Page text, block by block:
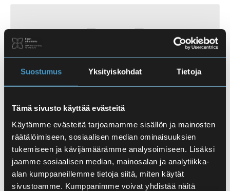
Suostumus Yksityiskohdat Tietoja
Tämä sivusto käyttää evästeitä
Käytämme evästeitä tarjoamamme sisällön ja mainosten
räätälöimiseen, sosiaalisen median ominaisuuksien
tukemiseen ja kävijämäärämme analysoimiseen. Lisäksi
jaamme sosiaalisen median, mainosalan ja analytiikka-
alan kumppaneillemme tietoja siitä, miten käytät
sivustoamme. Kumppanimme voivat yhdistää näitä
Syysloma
12.10.2026 -18.10.2026